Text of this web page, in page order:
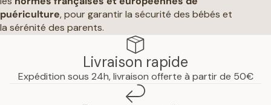
puériculture, pour garantir la sécurité des bébés et
la sérénité des parents.
Livraison rapide
Expédition sous 24h, livraison offerte à partir de 50€